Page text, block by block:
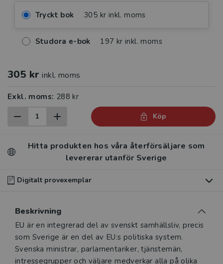
Tryckt bok 305 kr inkl. moms
Studora e-bok 197 kr inkl. moms
305 kr inkl. moms
Exkl. moms: 288 kr
Köp
Hitta produkten hos våra återförsäljare som
levererar utanför Sverige
Digitalt provexemplar
digitalt provexemplar av den här produkten
Våra digitala provexemplar tillhandahålls via Studora.se
och ger dig tillgång till boken under 180 dagar. Observera
att erbjudandet endast gäller relevanta produkter för din
Beskrivning
Beskrivning
EU är en integrerad del av svenskt samhällsliv, precis
som Sverige är en del av EU:s politiska system.
Svenska ministrar, parlamentariker, tjänstemän,
intressegrupper och väljare medverkar alla på olika